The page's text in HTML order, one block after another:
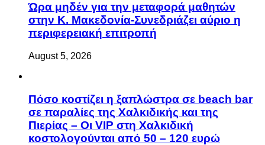
Ώρα μηδέν για την μεταφορά μαθητών
στην Κ. Μακεδονία-Συνεδριάζει αύριο η
περιφερειακή επιτροπή
August 5, 2026
Πόσο κοστίζει η ξαπλώστρα σε beach bar
σε παραλίες της Χαλκιδικής και της
Πιερίας – Οι VIP στη Χαλκιδική
κοστολογούνται από 50 – 120 ευρώ